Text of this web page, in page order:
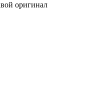
оригинал